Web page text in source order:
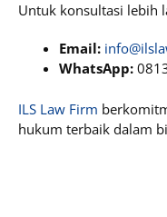
Untuk konsultasi lebih
Email:
WhatsApp:
ILS Law Firm
hukum terbaik dalam